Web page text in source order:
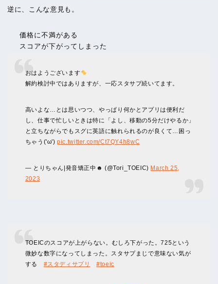
逆に、こんな意見も。
価格に不満がある
スコアが下がってしまった
おはようございます
解約検討中ではありますが、一応スタサプ続いてます。
高いよな…とは思いつつ、やっぱり何かとアプリは便利だ
し、仕事で忙しいときは特に「よし、移動の5分だけやるか」
と立ちながらでもスグに英語に触れられるのが良くて…困っ
ちゃう('ω')pic.twitter.com/Ct7QY4h8wC
— とりちゃん|発音矯正中☻ (@Tori_TOEIC) March 25,
2023
TOEICのスコアが上がらない。むしろ下がった。725という
微妙な数字になってしまった。スタサプまじで意味ない気が
する #スタディサプリ #toeic